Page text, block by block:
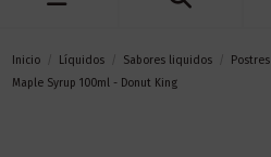
Inicio Líquidos Sabores liquidos Postres
Maple Syrup 100ml - Donut King